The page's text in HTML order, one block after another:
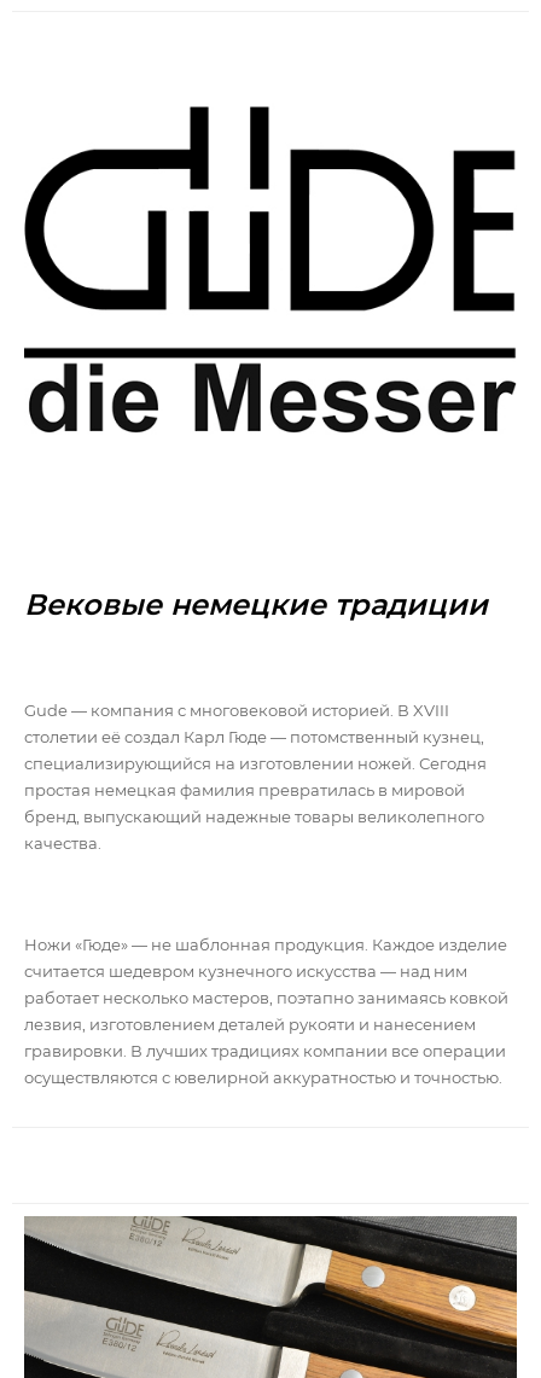
Вековые немецкие традиции
Gude — компания с многовековой историей. В XVIII
столетии её создал Карл Гюде — потомственный кузнец,
специализирующийся на изготовлении ножей. Сегодня
простая немецкая фамилия превратилась в мировой
бренд, выпускающий надежные товары великолепного
качества.
Ножи «Гюде» — не шаблонная продукция. Каждое изделие
считается шедевром кузнечного искусства — над ним
работает несколько мастеров, поэтапно занимаясь ковкой
лезвия, изготовлением деталей рукояти и нанесением
гравировки. В лучших традициях компании все операции
осуществляются с ювелирной аккуратностью и точностью.